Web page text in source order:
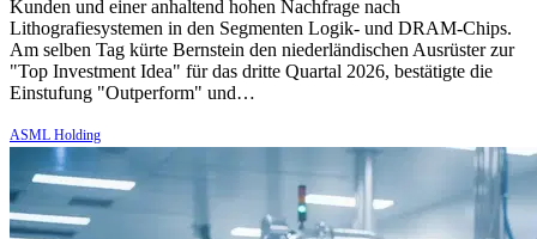
Kunden und einer anhaltend hohen Nachfrage nach
Lithografiesystemen in den Segmenten Logik- und DRAM-Chips.
Am selben Tag kürte Bernstein den niederländischen Ausrüster zur
"Top Investment Idea" für das dritte Quartal 2026, bestätigte die
Einstufung "Outperform" und…
ASML Holding